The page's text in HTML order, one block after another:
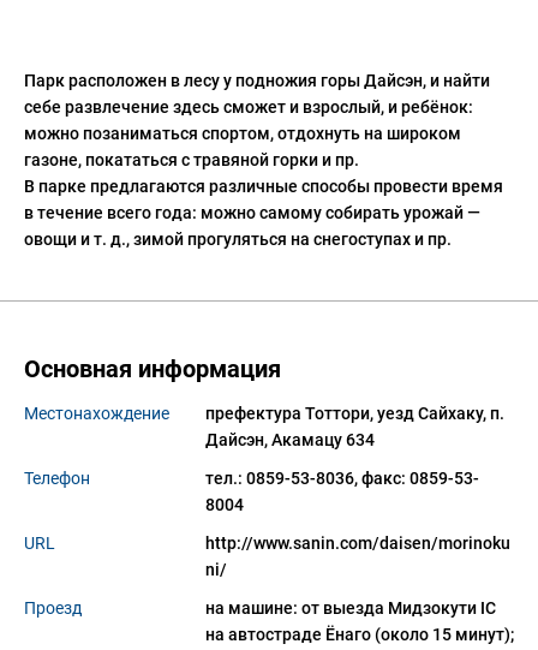
Парк расположен в лесу у подножия горы Дайсэн, и найти
себе развлечение здесь сможет и взрослый, и ребёнок:
можно позаниматься спортом, отдохнуть на широком
газоне, покататься с травяной горки и пр.
В парке предлагаются различные способы провести время
в течение всего года: можно самому собирать урожай —
овощи и т. д., зимой прогуляться на снегоступах и пр.
Основная информация
Местонахождение
префектура Тоттори, уезд Сайхаку, п.
Дайсэн, Акамацу 634
Телефон
тел.: 0859-53-8036, факс: 0859-53-
8004
URL
http://www.sanin.com/daisen/morinoku
ni/
Проезд
на машине: от выезда Мидзокути IC
на автостраде Ëнаго (около 15 минут);